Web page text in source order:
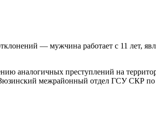
— мужчина работает с 11 лет,
аналогичных преступлений на
межрайонный отдел ГСУ СКР по